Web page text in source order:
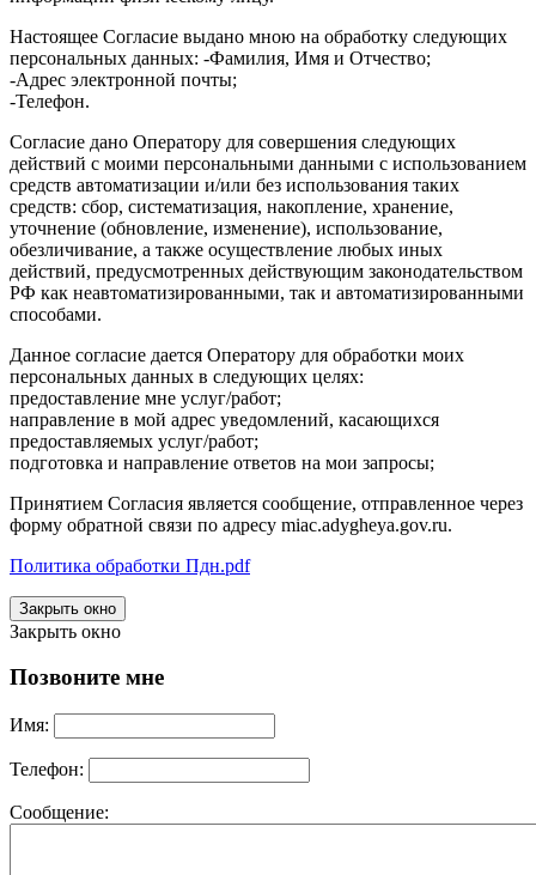
Настоящее Согласие выдано мною на обработку следующих
персональных данных: -Фамилия, Имя и Отчество;
-Адрес электронной почты;
-Телефон.
Согласие дано Оператору для совершения следующих
действий с моими персональными данными с использованием
средств автоматизации и/или без использования таких
средств: сбор, систематизация, накопление, хранение,
уточнение (обновление, изменение), использование,
обезличивание, а также осуществление любых иных
действий, предусмотренных действующим законодательством
РФ как неавтоматизированными, так и автоматизированными
способами.
Данное согласие дается Оператору для обработки моих
персональных данных в следующих целях:
предоставление мне услуг/работ;
направление в мой адрес уведомлений, касающихся
предоставляемых услуг/работ;
подготовка и направление ответов на мои запросы;
Принятием Согласия является сообщение, отправленное через
форму обратной связи по адресу miac.adygheya.gov.ru.
Политика обработки Пдн.pdf
Закрыть окно
Закрыть окно
Позвоните мне
Имя:
Телефон:
Сообщение: